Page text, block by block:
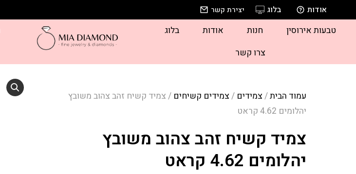
אודות בלוג יצירת קשר
טבעות אירוסין חנות אודות
בלוג
צרו קשר
עמוד הבית/צמידים /צמידים קשיחים / צמיד קשיח זהב צהוב משובץ
יהלומים 4.62 קראט
צמיד קשיח זהב צהוב משובץ
יהלומים 4.62 קראט